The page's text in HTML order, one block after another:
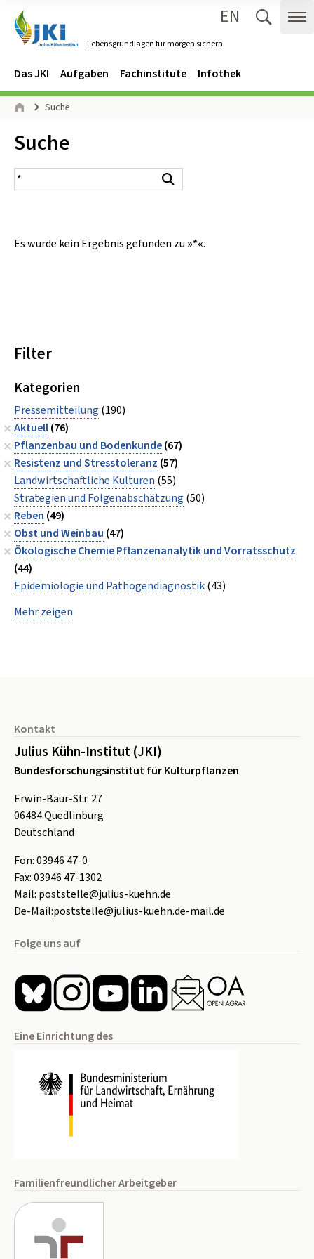
Lebensgrundlagen für morgen sichern
EN
Navigation
Hauptmenü
Das JKI Aufgaben Fachinstitute Infothek
Seitenpfad
Suche
Inhalt:
Suche
Suchergebnis
Es wurde kein Ergebnis gefunden zu »*«.
Filter
Kategorien
Pressemitteilung (190)
Aktuell(76)
Pflanzenbau und Bodenkunde(67)
Resistenz und Stresstoleranz (57)
Landwirtschaftliche Kulturen (55)
Strategien und Folgenabschätzung (50)
Reben (49)
Obst und Weinbau (47)
Ökologische Chemie Pflanzenanalytik und Vorratsschutz
(44)
Epidemiologie und Pathogendiagnostik(43)
Mehr zeigen
Kontakt
Julius Kühn-Institut (JKI)
Bundesforschungsinstitut für Kulturpflanzen
Erwin-Baur-Str. 27
06484Quedlinburg
Deutschland
Fon:03946 47-0
Fax:03946 47-1302
Mail: poststelle@julius-kuehn.de
De-Mail:poststelle@julius-kuehn.de-mail.de
Folge uns auf
Eine Einrichtung des
Familienfreundlicher Arbeitgeber